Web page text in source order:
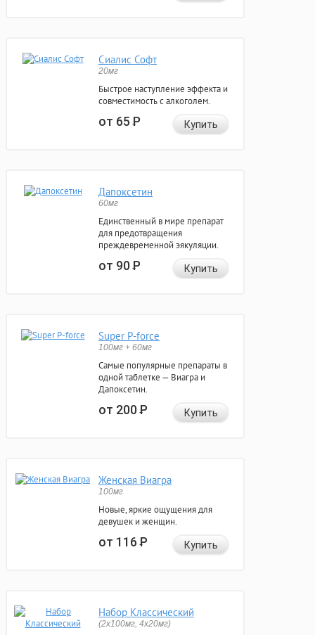
Сиалис Софт
20мг
Быстрое наступление эффекта и
совместимость с алкоголем.
от 65Р Купить
Дапоксетин
60мг
Единственный в мире препарат
для предотвращения
преждевременной эякуляции.
от 90Р Купить
Super P-force
100мг + 60мг
Самые популярные препараты в
одной таблетке — Виагра и
Дапоксетин.
от 200Р Купить
Женская Виагра
100мг
Новые, яркие ощущения для
девушек и женщин.
от 116Р Купить
Набор Классический
(2x100мг, 4x20мг)